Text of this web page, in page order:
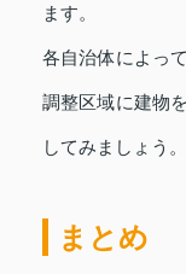
ます。
各自治体によっ
調整区域に建物
してみましょう。
まとめ